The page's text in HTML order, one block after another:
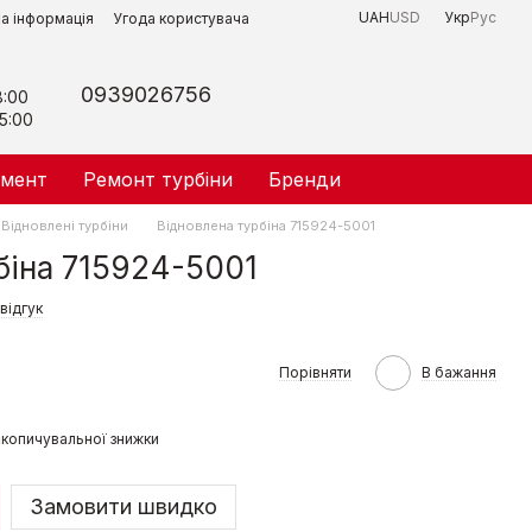
інформація Угода користувача UAHUSD УкрРус
0939026756
Ремонт турбіни Бренди
Відновлені турбіни Відновлена турбіна 715924-5001
715924-5001
Порівняти В бажання
знижки
Замовити швидко